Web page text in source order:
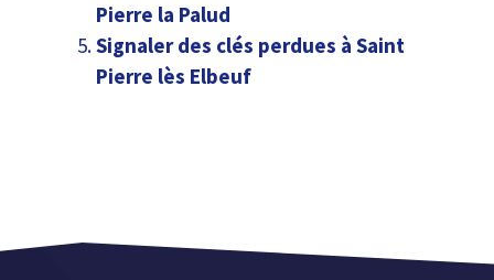
Pierre la Palud
Signaler des clés perdues à Saint
Pierre lès Elbeuf